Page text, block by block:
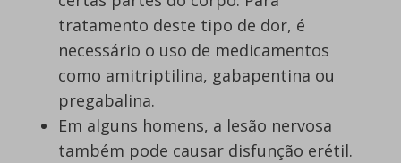
tratamento deste tipo de dor, é
necessário o uso de medicamentos
como amitriptilina, gabapentina ou
pregabalina.
Em alguns homens, a lesão nervosa
também pode causar disfunção erétil.